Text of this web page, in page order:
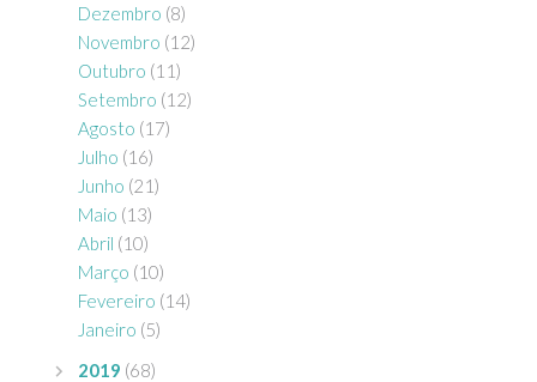
Dezembro (8)
Novembro (12)
Outubro (11)
Setembro (12)
Agosto (17)
Julho (16)
Junho (21)
Maio (13)
Abril (10)
Março (10)
Fevereiro (14)
Janeiro (5)
2019 (68)